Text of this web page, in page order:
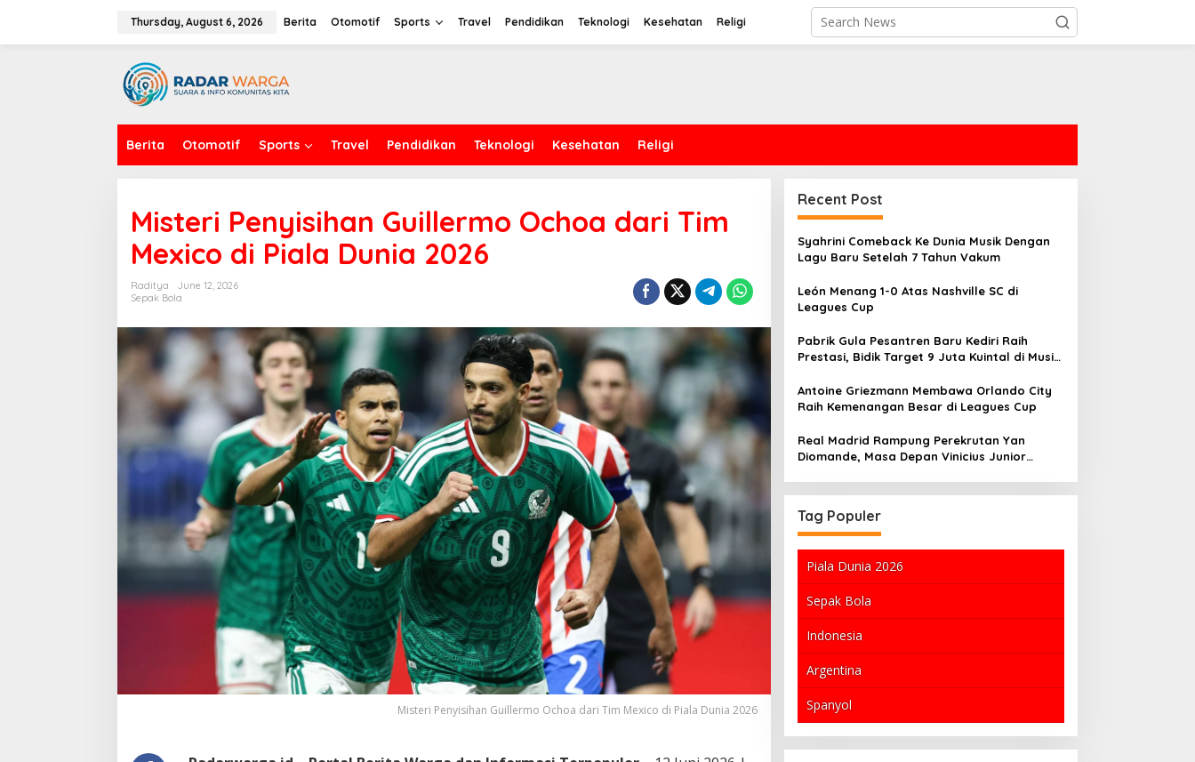
Thursday, August 6, 2026 Berita Otomotif Sports Travel Pendidikan Teknologi Kesehatan Religi
Berita Otomotif Sports Travel Pendidikan Teknologi Kesehatan Religi
Misteri Penyisihan Guillermo Ochoa dari Tim
Mexico di Piala Dunia 2026
Raditya
June 12, 2026
Sepak Bola
Misteri Penyisihan Guillermo Ochoa dari Tim Mexico di Piala Dunia 2026
Recent Post
Syahrini Comeback Ke Dunia Musik Dengan
Lagu Baru Setelah 7 Tahun Vakum
León Menang 1-0 Atas Nashville SC di
Leagues Cup
Pabrik Gula Pesantren Baru Kediri Raih
Prestasi, Bidik Target 9 Juta Kuintal di Musim
Antoine Griezmann Membawa Orlando City
Raih Kemenangan Besar di Leagues Cup
Real Madrid Rampung Perekrutan Yan
Diomande, Masa Depan Vinicius Junior
Tag Populer
Piala Dunia 2026
Sepak Bola
Indonesia
Argentina
Spanyol
Syahrini Comeback Ke Dunia Musik
León Menang 1-0 Atas Nashville SC